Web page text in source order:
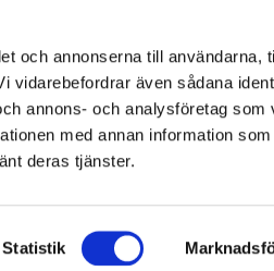
och annonserna till användarna,
vidarebefordrar även sådana
annons- och analysföretag som
med annan information
deras tjänster.
Statistik